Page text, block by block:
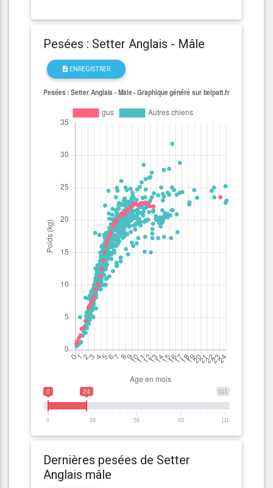
Pesées : Setter Anglais - Mâle
ENREGISTRER
111
0 24
0 28 56 83 111
Dernières pesées de Setter
Anglais mâle